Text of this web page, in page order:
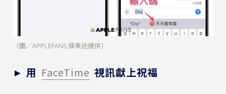
（圖／APPLEFANS 蘋果迷提供）
► 用 FaceTime 視訊獻上祝福